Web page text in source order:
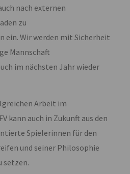
nach externen
zu
ein. Wir werden mit Sicherheit
Mannschaft
im nächsten Jahr wieder
Arbeit im
kann auch in Zukunft aus den
Spielerinnen für den
und seiner Philosophie
setzen.